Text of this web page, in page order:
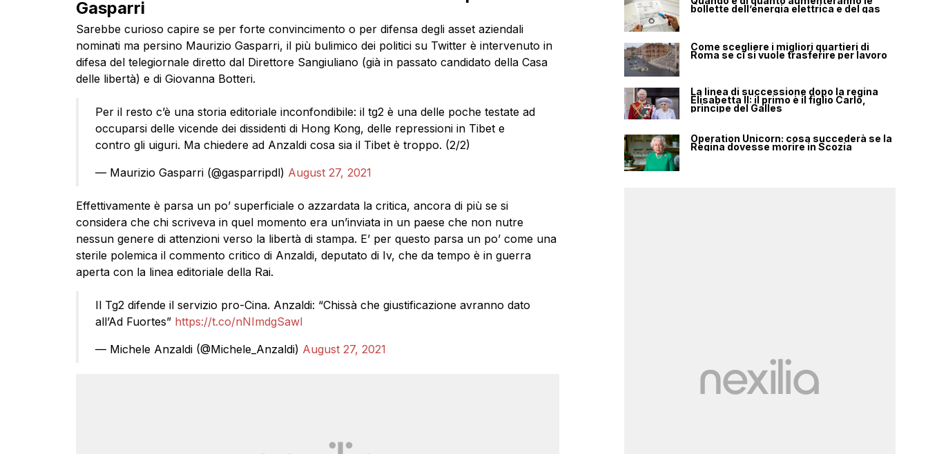
Gasparri
Sarebbe curioso capire se per forte convincimento o per difensa degli asset aziendali
nominati ma persino Maurizio Gasparri, il più bulimico dei politici su Twitter è intervenuto in
difesa del telegiornale diretto dal Direttore Sangiuliano (già in passato candidato della Casa
delle libertà) e di Giovanna Botteri.
Per il resto c’è una storia editoriale inconfondibile: il tg2 è una delle poche testate ad
occuparsi delle vicende dei dissidenti di Hong Kong, delle repressioni in Tibet e
contro gli uiguri. Ma chiedere ad Anzaldi cosa sia il Tibet è troppo. (2/2)
— Maurizio Gasparri (@gasparripdl) August 27, 2021
Effettivamente è parsa un po’ superficiale o azzardata la critica, ancora di più se si
considera che chi scriveva in quel momento era un’inviata in un paese che non nutre
nessun genere di attenzioni verso la libertà di stampa. E’ per questo parsa un po’ come una
sterile polemica il commento critico di Anzaldi, deputato di Iv, che da tempo è in guerra
aperta con la linea editoriale della Rai.
Il Tg2 difende il servizio pro-Cina. Anzaldi: “Chissà che giustificazione avranno dato
all’Ad Fuortes” https://t.co/nNImdgSawl
— Michele Anzaldi (@Michele_Anzaldi) August 27, 2021
bollette dell’energia elettrica e del gas
Come scegliere i migliori quartieri di
Roma se ci si vuole trasferire per lavoro
La linea di successione dopo la regina
Elisabetta II: il primo è il figlio Carlo,
principe del Galles
Operation Unicorn: cosa succederà se la
Regina dovesse morire in Scozia